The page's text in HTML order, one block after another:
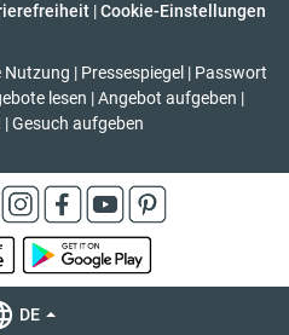
| Cookie-Einstellungen
Nutzung | Pressespiegel | Passwort
lesen | Angebot aufgeben |
| Gesuch aufgeben
DE